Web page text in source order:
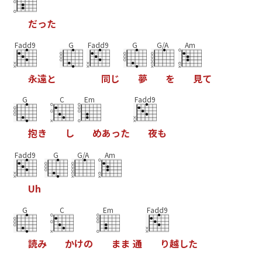
だった
Fadd9
永遠と
G Fadd9
同じ
G
夢
G/A
を
Am
見て
G
抱き
C
し
Em
めあった
Fadd9
夜も
Fadd9
Uh
G G/A Am
G
読み
C
かけの
Em
まま 通
Fadd9
り越した